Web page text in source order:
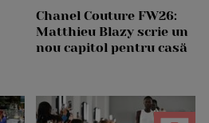
Chanel Couture FW26:
Matthieu Blazy scrie un
nou capitol pentru casă